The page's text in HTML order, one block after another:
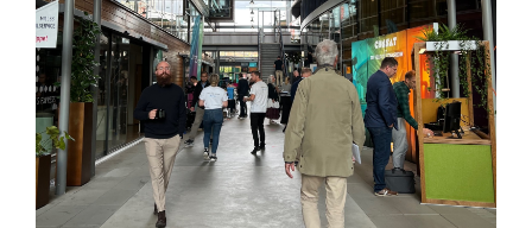
Vision och kultur
Karriär
Lediga tjänster
Traineeprogram